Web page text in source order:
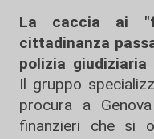
La caccia ai
cittadinanza
polizia
Il gruppo
procura a
finanzieri che si